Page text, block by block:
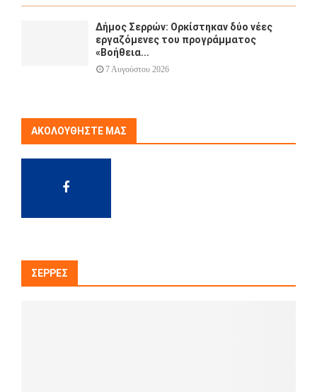
Δήμος Σερρών: Ορκίστηκαν δύο νέες
εργαζόμενες του προγράμματος
«Βοήθεια...
7 Αυγούστου 2026
ΑΚΟΛΟΥΘΉΣΤΕ ΜΑΣ
ΣΈΡΡΕΣ